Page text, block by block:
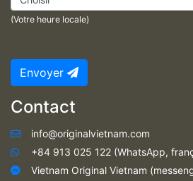
(Votre heure locale)
Envoyer
Contact
info@originalvietnam.com
+84 913 025 122 (WhatsApp,
Vietnam Original Vietnam